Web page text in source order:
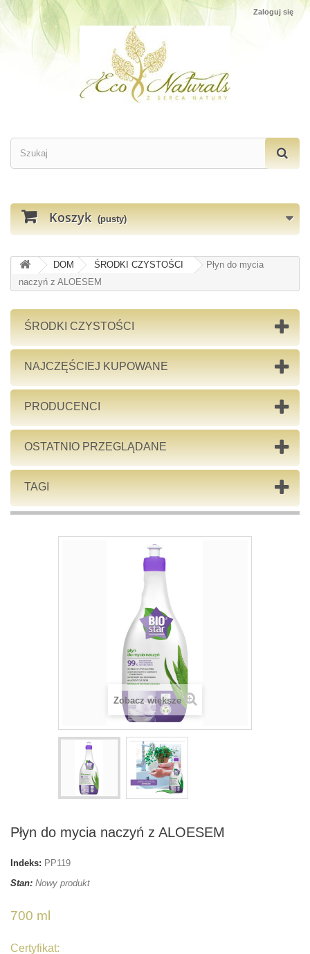
Zaloguj się
Koszyk (pusty)
DOM ŚRODKI CZYSTOŚCI
Płyn do mycia
naczyń z ALOESEM
ŚRODKI CZYSTOŚCI
NAJCZĘŚCIEJ KUPOWANE
PRODUCENCI
OSTATNIO PRZEGLĄDANE
TAGI
Zobacz większe
Płyn do mycia naczyń z ALOESEM
Indeks: PP119
Stan: Nowy produkt
700 ml
Certyfikat: